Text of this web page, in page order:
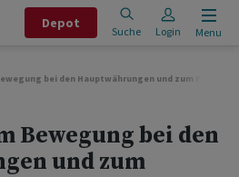
Depot
Suche Login Menu
bei den Hauptwährungen und zum Franken
Bewegung bei den
und zum